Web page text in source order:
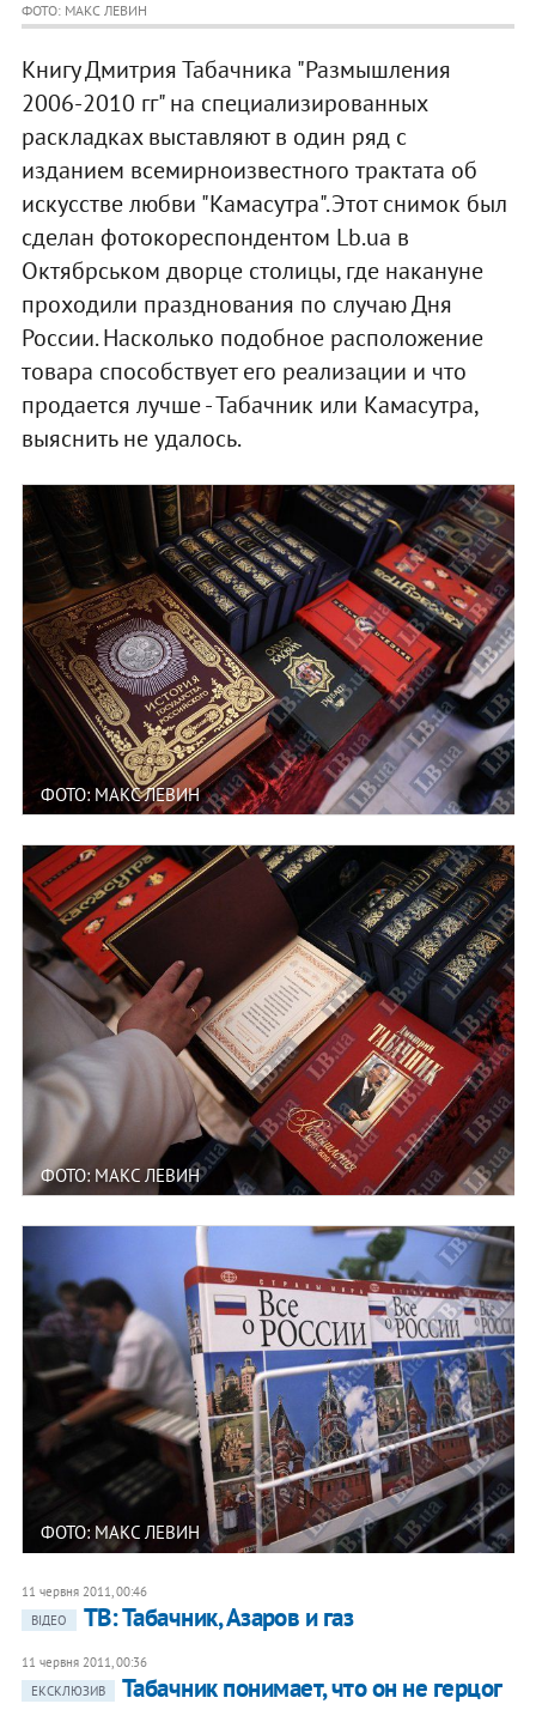
ФОТО: МАКС ЛЕВИН
Книгу Дмитрия Табачника "Размышления
2006-2010 гг" на специализированных
раскладках выставляют в один ряд с
изданием всемирноизвестного трактата об
искусстве любви "Камасутра".Этот снимок был
сделан фотокореспондентом Lb.ua в
Октябрськом дворце столицы, где накануне
проходили празднования по случаю Дня
России. Насколько подобное расположение
товара способствует его реализации и что
продается лучше - Табачник или Камасутра,
выяснить не удалось.
ФОТО: МАКС ЛЕВИН
ФОТО: МАКС ЛЕВИН
ФОТО: МАКС ЛЕВИН
11 червня 2011, 00:46
ВІДЕО
ТВ: Табачник, Азаров и газ
11 червня 2011, 00:36
ЕКСКЛЮЗИВ
Табачник понимает, что он не герцог